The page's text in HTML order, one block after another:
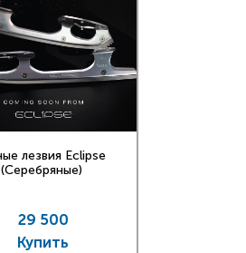
лезвия Eclipse
29 500
Купить